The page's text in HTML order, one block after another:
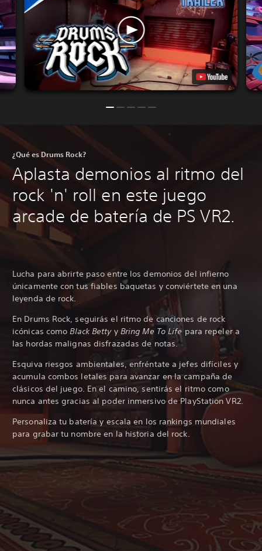
¿Qué es Drums Rock?
Aplasta demonios al ritmo del
rock 'n' roll en este juego
arcade de batería de PS VR2.
Lucha para abrirte paso entre los demonios del infierno
únicamente con tus fiables baquetas y conviértete en una
leyenda de rock.
En Drums Rock, seguirás el ritmo de canciones de rock
icónicas como Black Bettyy Bring Me To Lifepara repeler a
las hordas malignas disfrazadas de notas.
Esquiva riesgos ambientales, enfréntate a jefes difíciles y
acumula combos letales para avanzar en la campaña de
clásicos del juego. En el camino, sentirás el ritmo como
nunca antes gracias al poder inmersivo de PlayStation VR2.
Personaliza tu batería y escala en los rankings mundiales
para grabar tu nombre en la historia del rock.